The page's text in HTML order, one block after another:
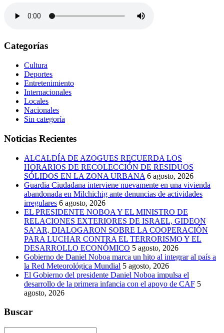
Categorías
Cultura
Deportes
Entretenimiento
Internacionales
Locales
Nacionales
Sin categoría
Noticias Recientes
ALCALDÍA DE AZOGUES RECUERDA LOS
HORARIOS DE RECOLECCIÓN DE RESIDUOS
SÓLIDOS EN LA ZONA URBANA 6 agosto, 2026
Guardia Ciudadana interviene nuevamente en una vivienda
abandonada en Milchichig ante denuncias de actividades
irregulares 6 agosto, 2026
EL PRESIDENTE NOBOA Y EL MINISTRO DE
RELACIONES EXTERIORES DE ISRAEL, GIDEON
SA’AR, DIALOGARON SOBRE LA COOPERACIÓN
PARA LUCHAR CONTRA EL TERRORISMO Y EL
DESARROLLO ECONÓMICO 5 agosto, 2026
Gobierno de Daniel Noboa marca un hito al integrar al país a
la Red Meteorológica Mundial 5 agosto, 2026
El Gobierno del presidente Daniel Noboa impulsa el
desarrollo de la primera infancia con el apoyo de CAF 5
agosto, 2026
Buscar